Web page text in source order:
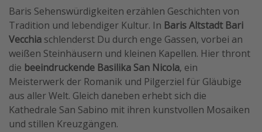
Last Minute Urlaub Mallorca
Last Minute Urlaub Deutschland
Baris Sehenswürdigkeiten erzählen Geschichten von
Tradition und lebendiger Kultur. In Baris Altstadt Bari
Vecchia schlenderst Du durch enge Gassen, vorbei an
weißen Steinhäusern und kleinen Kapellen. Hier thront
die beeindruckende Basilika San Nicola, ein
Meisterwerk der Romanik und Pilgerziel für Gläubige
aus aller Welt. Gleich daneben erhebt sich die
Kathedrale San Sabino mit ihren kunstvollen Mosaiken
und stillen Kreuzgängen.